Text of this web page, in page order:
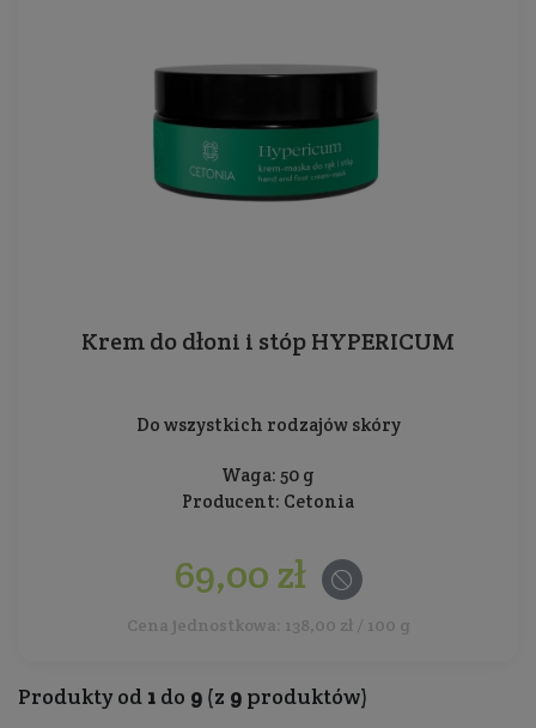
Krem do dłoni i stóp HYPERICUM
Do wszystkich rodzajów skóry
Waga: 50 g
Producent: Cetonia
69,00 zł
Cena jednostkowa: 138,00 zł / 100 g
Produkty od 1 do 9 (z 9 produktów)